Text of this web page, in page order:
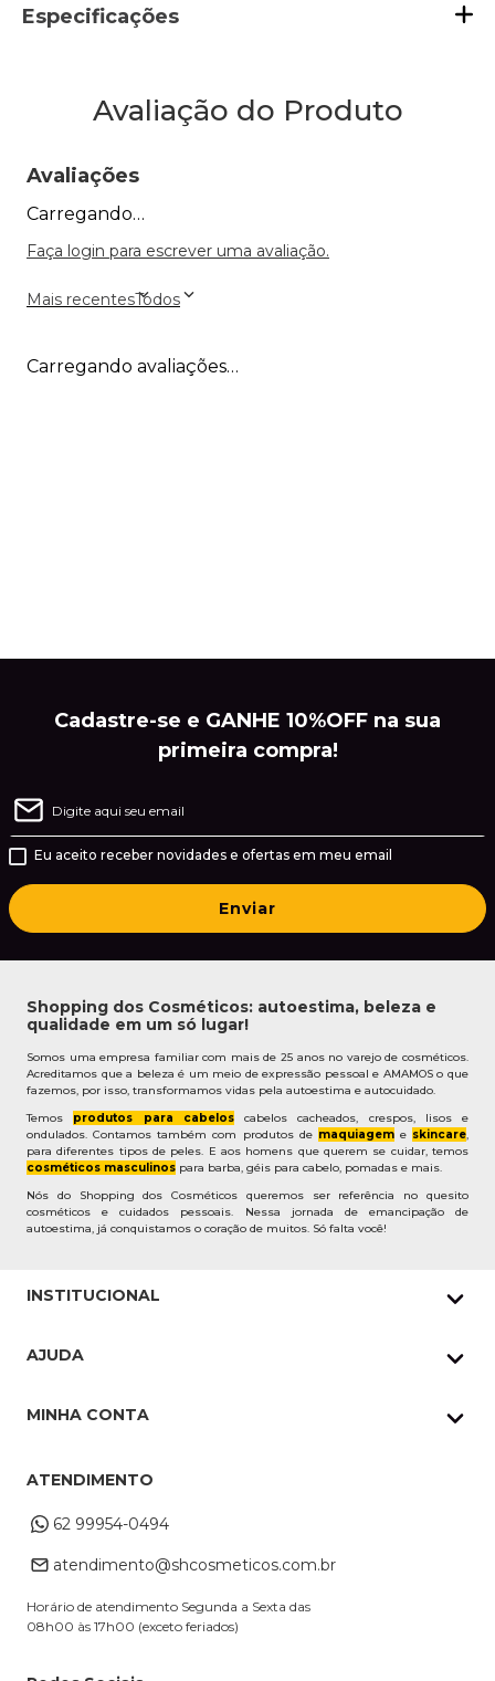
Especificações
Avaliação do Produto
Avaliações
Carregando…
Faça login para escrever uma avaliação.
Mais recentesTodos
Carregando avaliações…
Cadastre-se e GANHE 10%OFF na sua
primeira compra!
Eu aceito receber novidades e ofertas em meu email
Enviar
Shopping dos Cosméticos: autoestima, beleza e
qualidade em um só lugar!
Somos uma empresa familiar com mais de 25 anos no varejo de cosméticos.
Acreditamos que a beleza é um meio de expressão pessoal e AMAMOS o que
fazemos, por isso, transformamos vidas pela autoestima e autocuidado.
Temos produtos para cabeloscabelos cacheados, crespos, lisos e
ondulados. Contamos também com produtos de maquiageme skincare,
para diferentes tipos de peles. E aos homens que querem se cuidar, temos
cosméticos masculinos para barba, géis para cabelo, pomadas e mais.
Nós do Shopping dos Cosméticos queremos ser referência no quesito
cosméticos e cuidados pessoais. Nessa jornada de emancipação de
autoestima, já conquistamos o coração de muitos. Só falta você!
INSTITUCIONAL
Pedidos Whatsapp
Cupons
AJUDA
Troca e Devoluções
Dúvidas Frequentes
MINHA CONTA
Alterar Cadastro
ATENDIMENTO
62 99954-0494
atendimento@shcosmeticos.com.br
Horário de atendimento Segunda a Sexta das
08h00 às 17h00 (exceto feriados)